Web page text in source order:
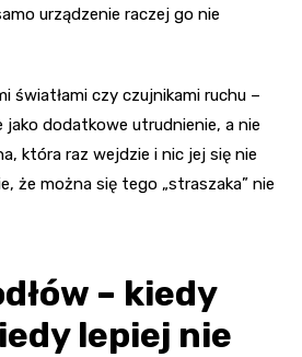
urządzenie raczej go nie
światłami czy czujnikami ruchu –
jako dodatkowe utrudnienie, a nie
która raz wejdzie i nic jej się nie
że można się tego „straszaka” nie
– kiedy
lepiej nie